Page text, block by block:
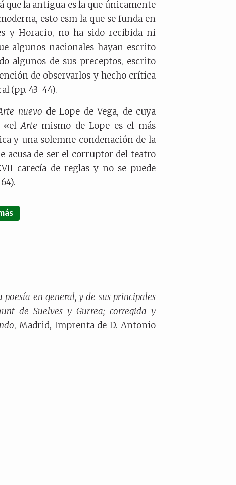
que la antigua es la que únicamente
esto esm la que se funda en
y Horacio, no ha sido recibida ni
algunos nacionales hayan escrito
algunos de sus preceptos, escrito
de observarlos y hecho crítica
(pp. 43-44).
nuevo de Lope de Vega, de cuya
«elArte mismo de Lope es el más
y una solemne condenación de la
acusa de ser el corruptor del teatro
carecía de reglas y no se puede
poesía en general, y de sus principales
de Suelves y Gurrea; corregida y
, Madrid, Imprenta de D. Antonio